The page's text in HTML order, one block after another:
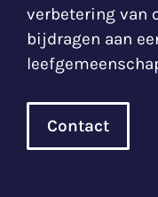
verbetering van
bijdragen aan
Contact